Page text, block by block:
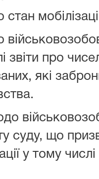
звіти про
які
суду, що
у тому